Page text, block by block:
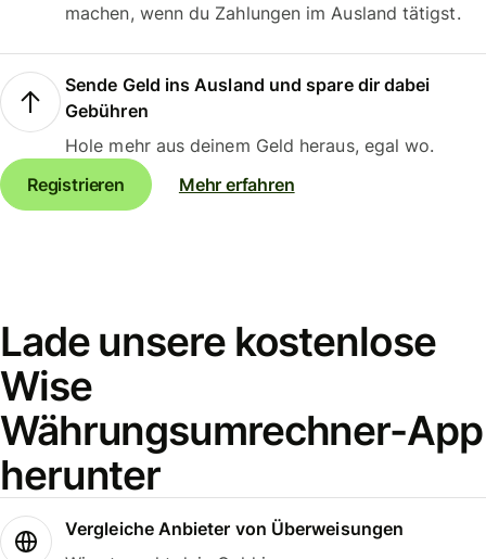
machen, wenn du Zahlungen im Ausland tätigst.
Sende Geld ins Ausland und spare dir dabei
Gebühren
Hole mehr aus deinem Geld heraus, egal wo.
Registrieren
Mehr erfahren
Lade unsere kostenlose
Wise
Währungsumrechner-App
herunter
Vergleiche Anbieter von Überweisungen